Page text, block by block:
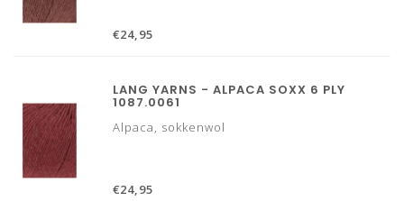
€24,95
LANG YARNS - ALPACA SOXX 6 PLY
1087.0061
Alpaca, sokkenwol
€24,95